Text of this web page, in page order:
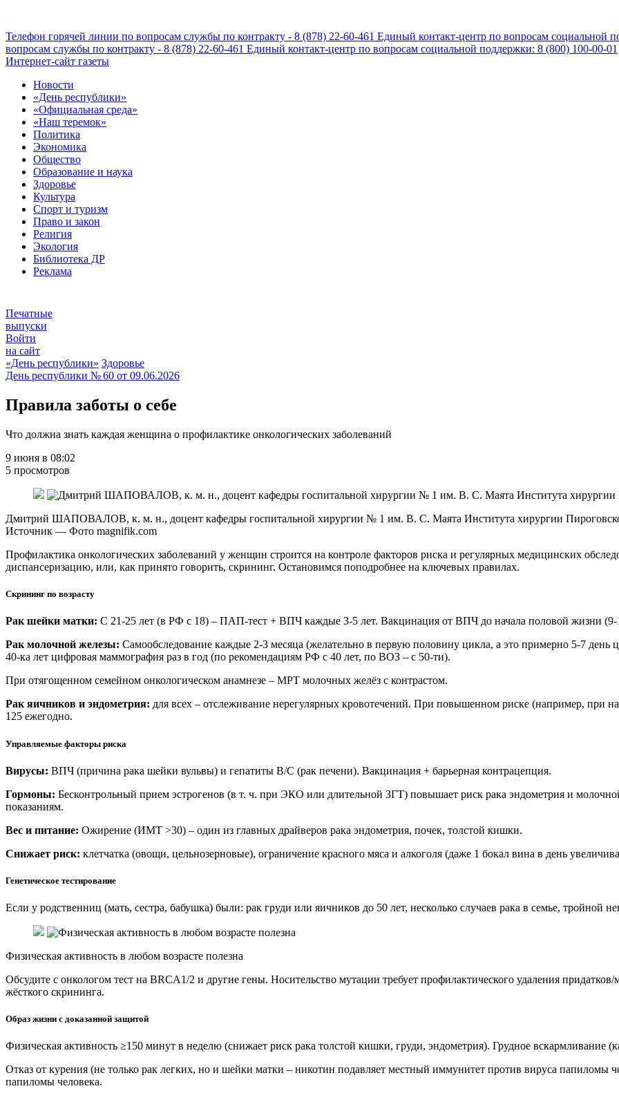
Телефон горячей линии по вопросам службы по контракту - 8 (878) 22-60-461 Единый контакт-центр по вопросам социальной
вопросам службы по контракту - 8 (878) 22-60-461 Единый контакт-центр по вопросам социальной поддержки: 8 (800) 100-00-01
Интернет-сайт газеты
Новости
«День республики»
«Официальная среда»
«Наш теремок»
Политика
Экономика
Общество
Образование и наука
Здоровье
Культура
Спорт и туризм
Право и закон
Религия
Экология
Библиотека ДР
Реклама
Печатные
выпуски
Войти
на сайт
«День республики» Здоровье
День республики № 60 от 09.06.2026
Правила заботы о себе
Что должна знать каждая женщина о профилактике онкологических заболеваний
9 июня в 08:02
5 просмотров
Дмитрий ШАПОВАЛОВ, к. м. н., доцент кафедры госпитальной хирургии № 1 им. В. С. Маята Института хирургии
Источник — Фото magnifik.com
Профилактика онкологических заболеваний у женщин строится на контроле факторов риска и регулярных медицинских
диспансеризацию, или, как принято говорить, скрининг. Остановимся поподробнее на ключевых правилах.
Скрининг по возрасту
Рак шейки матки: С 21-25 лет (в РФ с 18) – ПАП-тест + ВПЧ каждые 3-5 лет. Вакцинация от ВПЧ до начала половой жизни (9-
Рак молочной железы: Самообследование каждые 2-3 месяца (желательно в первую половину цикла, а это примерно 5-7
40-ка лет цифровая маммография раз в год (по рекомендациям РФ с 40 лет, по ВОЗ – с 50-ти).
При отягощенном семейном онкологическом анамнезе – МРТ молочных желёз с контрастом.
Рак яичников и эндометрия: для всех – отслеживание нерегулярных кровотечений. При повышенном риске (например, при
125 ежегодно.
Управляемые факторы риска
Вирусы: ВПЧ (причина рака шейки вульвы) и гепатиты В/С (рак печени). Вакцинация + барьерная контрацепция.
Гормоны: Бесконтрольный прием эстрогенов (в т. ч. при ЭКО или длительной ЗГТ) повышает риск рака эндометрия и
показаниям.
Вес и питание: Ожирение (ИМТ >30) – один из главных драйверов рака эндометрия, почек, толстой кишки.
Снижает риск: клетчатка (овощи, цельнозерновые), ограничение красного мяса и алкоголя (даже 1 бокал вина в день
Генетическое тестирование
Если у родственниц (мать, сестра, бабушка) были: рак груди или яичников до 50 лет, несколько случаев рака в семье, тройной
Физическая активность в любом возрасте полезна
Обсудите с онкологом тест на BRCA1/2 и другие гены. Носительство мутации требует профилактического удаления
жёсткого скрининга.
Образ жизни с доказанной защитой
Физическая активность ≥150 минут в неделю (снижает риск рака толстой кишки, груди, эндометрия). Грудное вскармливание
Отказ от курения (не только рак легких, но и шейки матки – никотин подавляет местный иммунитет против вируса папиломы
папиломы человека.